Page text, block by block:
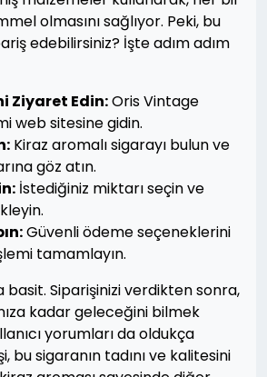
olmasını sağlıyor. Peki, bu
edebilirsiniz? İşte adım adım
Ziyaret Edin:Oris Vintage
web sitesine gidin.
Kiraz aromalı sigarayı bulun ve
göz atın.
İstediğiniz miktarı seçin ve
Güvenli ödeme seçeneklerini
tamamlayın.
basit. Siparişinizi verdikten sonra,
kadar geleceğini bilmek
yorumları da oldukça
bu sigaranın tadını ve kalitesini